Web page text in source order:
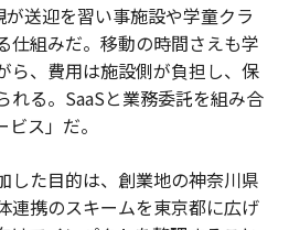
送迎を習い事施設や学童クラ
仕組みだ。移動の時間さえも学
ら、費用は施設側が負担し、保
れる。SaaSと業務委託を組み合
ス」だ。
した目的は、創業地の神奈川県
連携のスキームを東京都に広げ